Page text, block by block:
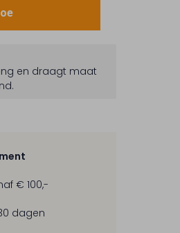
en draagt maat
.
€ 100,-
dagen